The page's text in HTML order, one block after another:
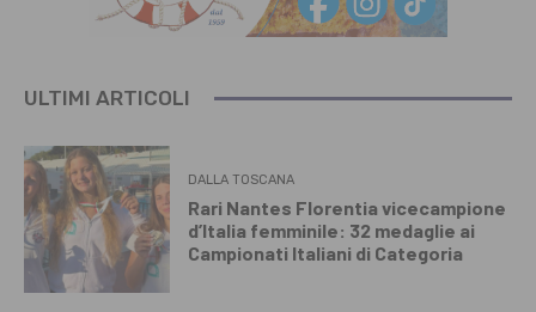
ULTIMI ARTICOLI
DALLA TOSCANA
Rari Nantes Florentia vicecampione
d’Italia femminile: 32 medaglie ai
Campionati Italiani di Categoria